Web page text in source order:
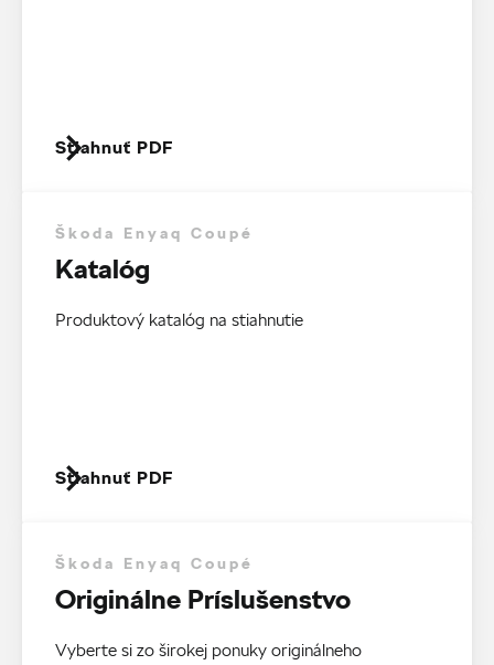
Stiahnuť PDF
Škoda Enyaq Coupé
Katalóg
Produktový katalóg na stiahnutie
Stiahnuť PDF
Škoda Enyaq Coupé
Originálne Príslušenstvo
Vyberte si zo širokej ponuky originálneho